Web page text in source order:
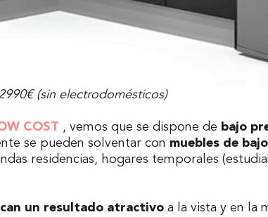
(sin electrodomésticos)
COST , vemos que se dispone de bajo
se pueden solventar con muebles de
residencias, hogares temporales
un resultado atractivo a la vista y en la